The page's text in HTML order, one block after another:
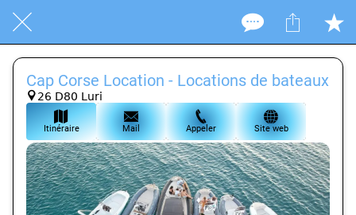
Cap Corse Location - Locations de bateaux
26 D80 Luri
Itinéraire Mail Appeler Site web